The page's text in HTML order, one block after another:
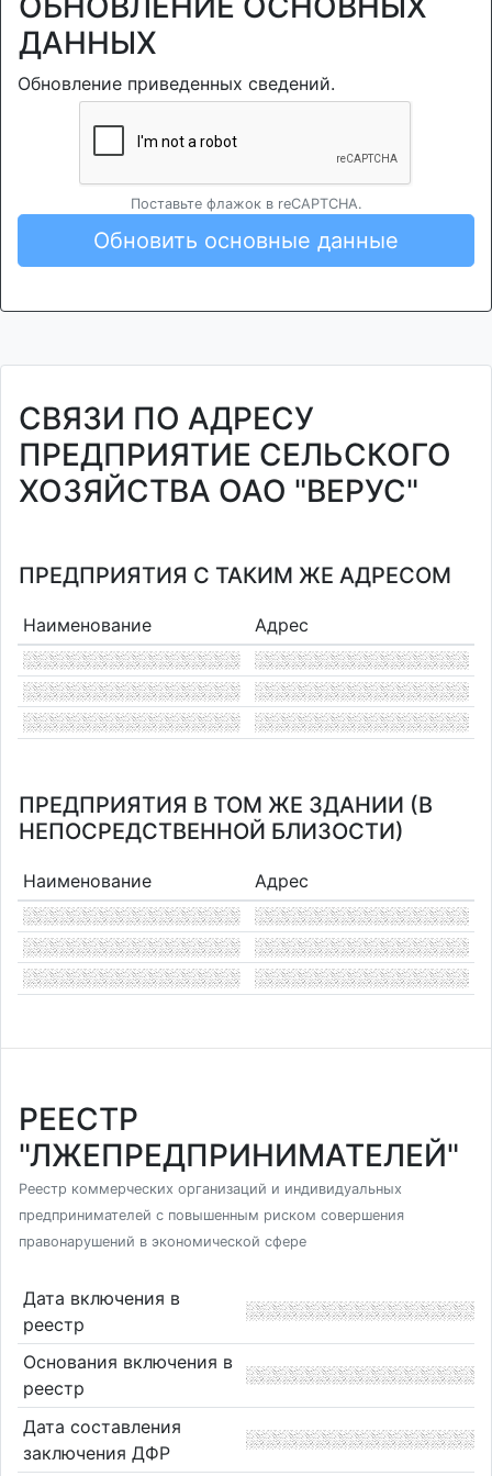
ДАННЫХ
Обновление приведенных сведений.
Поставьте флажок в reCAPTCHA.
Обновить основные данные
СВЯЗИ ПО АДРЕСУ
ПРЕДПРИЯТИЕ СЕЛЬСКОГО
ХОЗЯЙСТВА ОАО "ВЕРУС"
ПРЕДПРИЯТИЯ С ТАКИМ ЖЕ АДРЕСОМ
Наименование Адрес
ПРЕДПРИЯТИЯ В ТОМ ЖЕ ЗДАНИИ (В
НЕПОСРЕДСТВЕННОЙ БЛИЗОСТИ)
Наименование Адрес
РЕЕСТР
"ЛЖЕПРЕДПРИНИМАТЕЛЕЙ"
Реестр коммерческих организаций и индивидуальных
предпринимателей с повышенным риском совершения
правонарушений в экономической сфере
Дата включения в
реестр
Основания включения в
реестр
Дата составления
заключения ДФР